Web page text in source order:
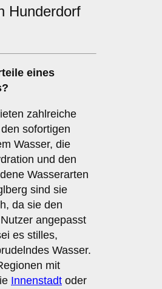
Hunderdorf
eines
zahlreiche
sofortigen
Wasser, die
und den
Wasserarten
sind sie
da sie den
angepasst
es stilles,
Wasser.
mit
Innenstadt oder